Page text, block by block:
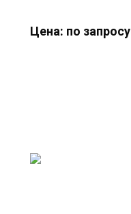
Цена: по запросу